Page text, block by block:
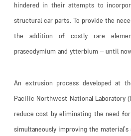
hindered in their attempts to
structural car parts. To provide the
the addition of costly rare
praseodymium and ytterbium – until
An extrusion process developed at
Pacific Northwest National Laboratory
reduce cost by eliminating the need
simultaneously improving the